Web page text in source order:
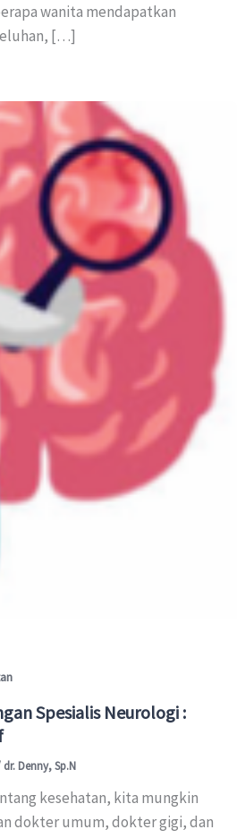
wanita mendapatkan
[…]
Spesialis Neurologi :
dr. Denny, Sp.N
kesehatan, kita mungkin
dokter umum, dokter gigi, dan